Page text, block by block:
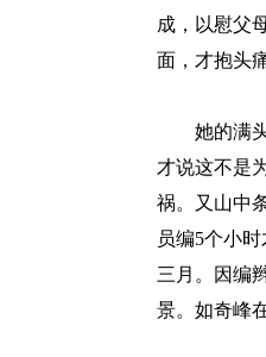
成，以慰父
面，才抱头
她的满头
才说这不是
祸。又山中
员编5个小
三月。因编
景。如奇峰